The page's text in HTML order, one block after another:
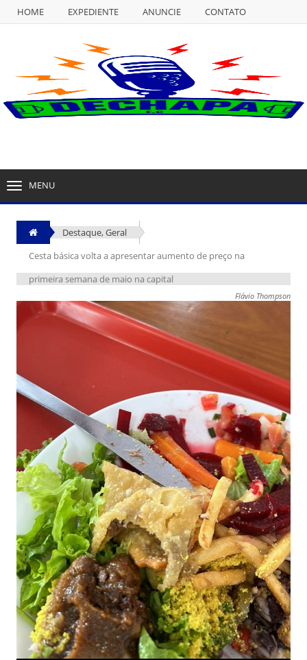
HOME EXPEDIENTE ANUNCIE
CONTATO
EXPEDIENTE ANUNCIE
MENU
Destaque,Geral
Cesta básica volta a apresentar aumento de preço na
primeira semana de maio na capital
Flávio Thompson